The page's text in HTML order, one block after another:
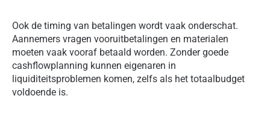
Ook de timing van betalingen wordt vaak onderschat.
Aannemers vragen vooruitbetalingen en materialen
moeten vaak vooraf betaald worden. Zonder goede
cashflowplanning kunnen eigenaren in
liquiditeitsproblemen komen, zelfs als het totaalbudget
voldoende is.